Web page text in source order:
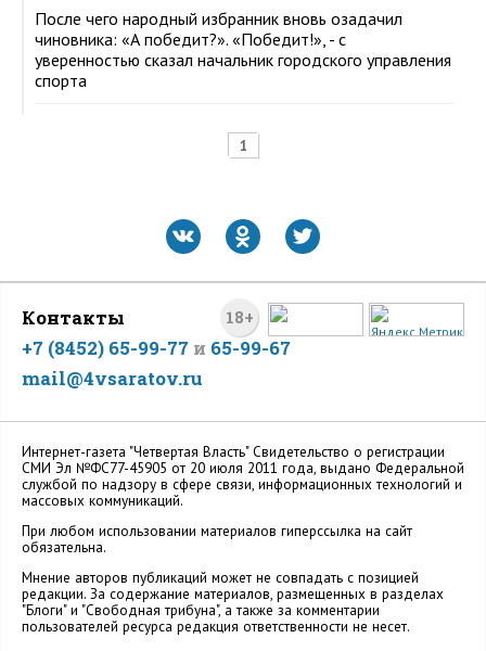
После чего народный избранник вновь озадачил
чиновника: «А победит?». «Победит!», - с
уверенностью сказал начальник городского управления
спорта
1
18+
Контакты
+7 (8452) 65-99-77 и 65-99-67
mail@4vsaratov.ru
Интернет-газета "Четвертая Власть" Cвидетельство о регистрации
СМИ Эл №ФС77-45905 от 20 июля 2011 года, выдано Федеральной
службой по надзору в сфере связи, информационных технологий и
массовых коммуникаций.
При любом использовании материалов гиперссылка на сайт
обязательна.
Мнение авторов публикаций может не совпадать с позицией
редакции. За содержание материалов, размещенных в разделах
"Блоги" и "Свободная трибуна", а также за комментарии
пользователей ресурса редакция ответственности не несет.